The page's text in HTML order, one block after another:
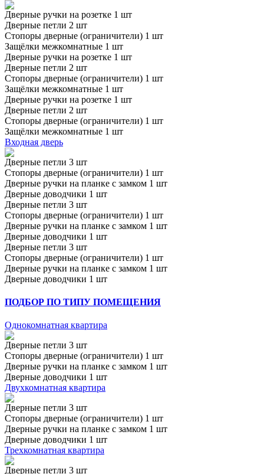
Дверные ручки на розетке 1 шт
Дверные петли 2 шт
Стопоры дверные (ограничители) 1 шт
Защёлки межкомнатные 1 шт
Дверные ручки на розетке 1 шт
Дверные петли 2 шт
Стопоры дверные (ограничители) 1 шт
Защёлки межкомнатные 1 шт
Дверные ручки на розетке 1 шт
Дверные петли 2 шт
Стопоры дверные (ограничители) 1 шт
Защёлки межкомнатные 1 шт
Входная дверь
Дверные петли 3 шт
Стопоры дверные (ограничители) 1 шт
Дверные ручки на планке с замком 1 шт
Дверные доводчики 1 шт
Дверные петли 3 шт
Стопоры дверные (ограничители) 1 шт
Дверные ручки на планке с замком 1 шт
Дверные доводчики 1 шт
Дверные петли 3 шт
Стопоры дверные (ограничители) 1 шт
Дверные ручки на планке с замком 1 шт
Дверные доводчики 1 шт
ПОДБОР ПО ТИПУ ПОМЕЩЕНИЯ
Однокомнатная квартира
Дверные петли 3 шт
Стопоры дверные (ограничители) 1 шт
Дверные ручки на планке с замком 1 шт
Дверные доводчики 1 шт
Двухкомнатная квартира
Дверные петли 3 шт
Стопоры дверные (ограничители) 1 шт
Дверные ручки на планке с замком 1 шт
Дверные доводчики 1 шт
Трехкомнатная квартира
Дверные петли 3 шт